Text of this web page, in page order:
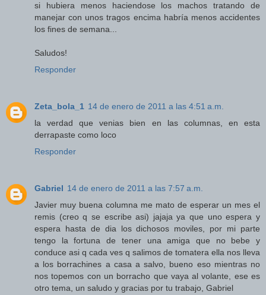
si hubiera menos haciendose los machos tratando de
manejar con unos tragos encima habría menos accidentes
los fines de semana...
Saludos!
Responder
Zeta_bola_1 14 de enero de 2011 a las 4:51 a.m.
la verdad que venias bien en las columnas, en esta
derrapaste como loco
Responder
Gabriel 14 de enero de 2011 a las 7:57 a.m.
Javier muy buena columna me mato de esperar un mes el
remis (creo q se escribe asi) jajaja ya que uno espera y
espera hasta de dia los dichosos moviles, por mi parte
tengo la fortuna de tener una amiga que no bebe y
conduce asi q cada ves q salimos de tomatera ella nos lleva
a los borrachines a casa a salvo, bueno eso mientras no
nos topemos con un borracho que vaya al volante, ese es
otro tema, un saludo y gracias por tu trabajo, Gabriel